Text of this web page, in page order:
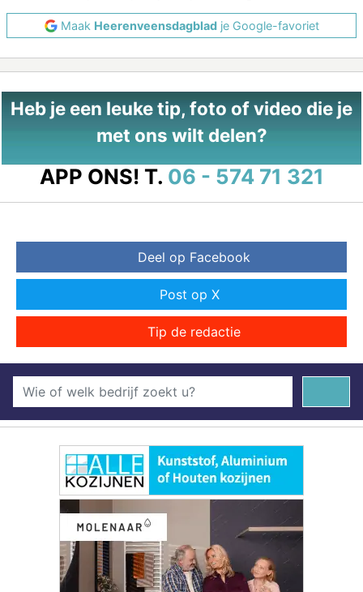
Maak Heerenveensdagbladje Google-favoriet
Heb je een leuke tip, foto of video die je
met ons wilt delen?
APP ONS! T. 06 - 574 71 321
Deel op Facebook
Post op X
Tip de redactie